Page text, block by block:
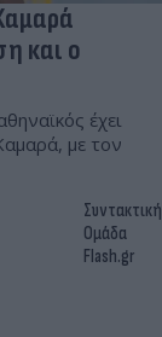
και ο
έχει
με τον
Συντακτική
Ομάδα
Flash.gr